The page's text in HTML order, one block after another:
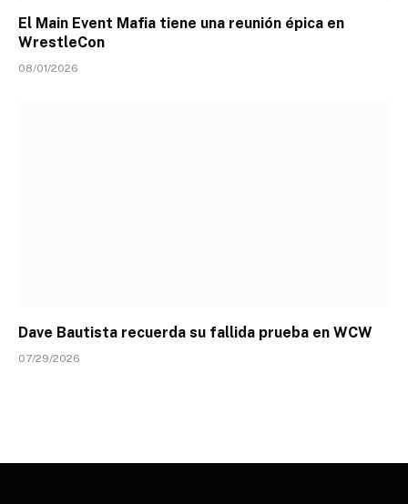
El Main Event Mafia tiene una reunión épica en
WrestleCon
08/01/2026
Dave Bautista recuerda su fallida prueba en WCW
07/29/2026